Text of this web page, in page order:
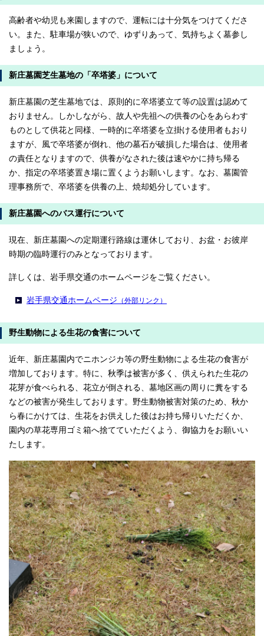
高齢者や幼児も来園しますので、運転には十分気をつけてくださ
い。また、駐車場が狭いので、ゆずりあって、気持ちよく墓参し
ましょう。
新庄墓園芝生墓地の「卒塔婆」について
新庄墓園の芝生墓地では、原則的に卒塔婆立て等の設置は認めて
おりません。しかしながら、故人や先祖への供養の心をあらわす
ものとして供花と同様、一時的に卒塔婆を立掛ける使用者もおり
ますが、風で卒塔婆が倒れ、他の墓石が破損した場合は、使用者
の責任となりますので、供養がなされた後は速やかに持ち帰る
か、指定の卒塔婆置き場に置くようお願いします。なお、墓園管
理事務所で、卒塔婆を供養の上、焼却処分しています。
新庄墓園へのバス運行について
現在、新庄墓園への定期運行路線は運休しており、お盆・お彼岸
時期の臨時運行のみとなっております。
詳しくは、岩手県交通のホームページをご覧ください。
岩手県交通ホームページ （外部リンク）
野生動物による生花の食害について
近年、新庄墓園内でニホンジカ等の野生動物による生花の食害が
増加しております。特に、秋季は被害が多く、供えられた生花の
花芽が食べられる、花立が倒される、墓地区画の周りに糞をする
などの被害が発生しております。野生動物被害対策のため、秋か
ら春にかけては、生花をお供えした後はお持ち帰りいただくか、
園内の草花専用ゴミ箱へ捨てていただくよう、御協力をお願いい
たします。